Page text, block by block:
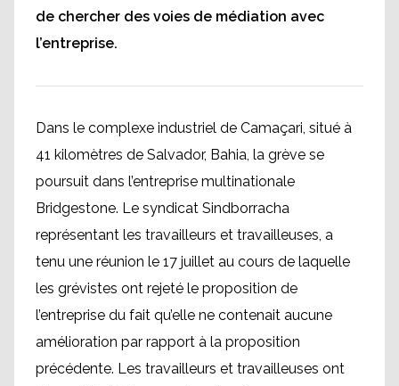
de chercher des voies de médiation avec
l’entreprise.
Dans le complexe industriel de Camaçari, situé à
41 kilomètres de Salvador, Bahia, la grève se
poursuit dans l’entreprise multinationale
Bridgestone. Le syndicat Sindborracha
représentant les travailleurs et travailleuses, a
tenu une réunion le 17 juillet au cours de laquelle
les grévistes ont rejeté le proposition de
l’entreprise du fait qu’elle ne contenait aucune
amélioration par rapport à la proposition
précédente. Les travailleurs et travailleuses ont